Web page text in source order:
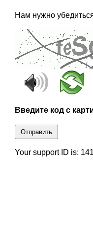
Нам нужно
Введите код с
Отправить
Your support ID is: